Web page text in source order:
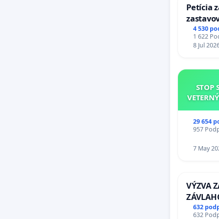
jeho
Lido
je
ramena
Mali
exaktne
Petícia
Expres
stanici
4 530
1 622
8 Jul
STOP
29 654
957
7 May
VÝZVA
632
632